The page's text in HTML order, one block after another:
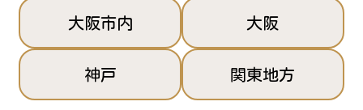
大阪市内 大阪
神戸 関東地方